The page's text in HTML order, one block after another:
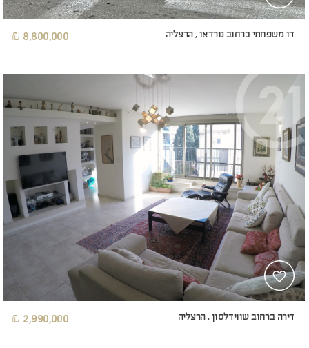
דו משפחתי ברחוב נורדאו , הרצליה 8,800,000 ₪
דירה ברחוב שווידלסון , הרצליה 2,990,000 ₪